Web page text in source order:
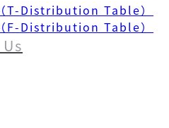
T-Distribution Table）
F-Distribution Table）